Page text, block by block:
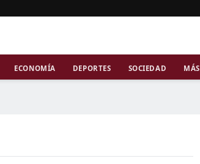
ECONOMÍA DEPORTES SOCIEDAD MÁS